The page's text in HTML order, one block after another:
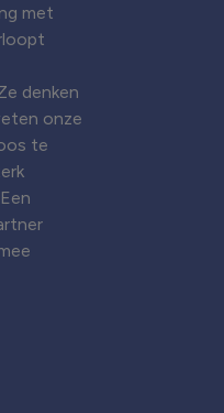
met
denken
onze
te